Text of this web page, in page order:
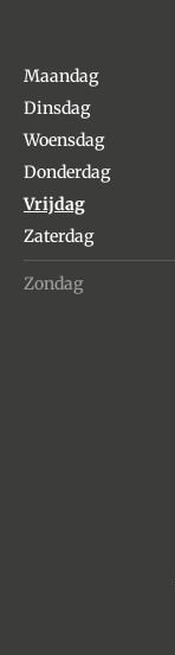
Maandag
Dinsdag
Woensdag
Donderdag
Vrijdag
Zaterdag
Zondag